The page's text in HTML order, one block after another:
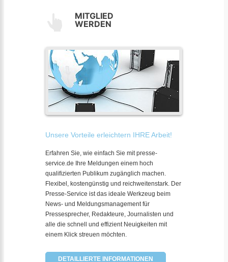
MITGLIED
WERDEN
Unsere Vorteile erleichtern IHRE Arbeit!
Erfahren Sie, wie einfach Sie mit presse-
service.de Ihre Meldungen einem hoch
qualifizierten Publikum zugänglich machen.
Flexibel, kostengünstig und reichweitenstark. Der
Presse-Service ist das ideale Werkzeug beim
News- und Meldungsmanagement für
Pressesprecher, Redakteure, Journalisten und
alle die schnell und effizient Neuigkeiten mit
einem Klick streuen möchten.
DETAILLIERTE INFORMATIONEN